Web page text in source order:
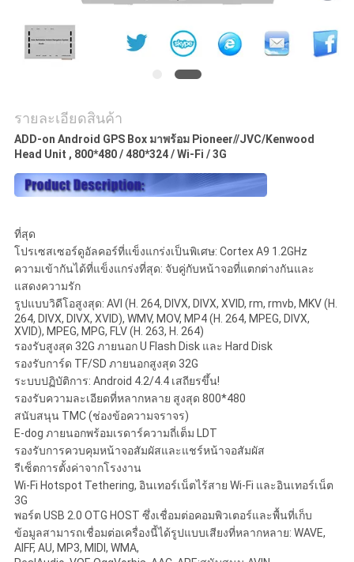
รายละเอียดสินค้า
ADD-on Android GPS Box มาพร้อม Pioneer//JVC/Kenwood
Head Unit , 800*480 / 480*324 / Wi-Fi / 3G
ที่สุด
โปรเซสเซอร์ดูอัลคอร์ที่แข็งแกร่งเป็นพิเศษ: Cortex A9 1.2GHz
ความเข้ากันได้ที่แข็งแกร่งที่สุด: จับคู่กับหน้าจอที่แตกต่างกันและ
แสดงความรัก
รูปแบบวิดีโอสูงสุด: AVI (H. 264, DIVX, DIVX, XVID, rm, rmvb, MKV (H.
264, DIVX, DIVX, XVID), WMV, MOV, MP4 (H. 264, MPEG, DIVX,
XVID), MPEG, MPG, FLV (H. 263, H. 264)
รองรับสูงสุด 32G ภายนอก U Flash Disk และ Hard Disk
รองรับการ์ด TF/SD ภายนอกสูงสุด 32G
ระบบปฏิบัติการ: Android 4.2/4.4 เสถียรขึ้น!
รองรับความละเอียดที่หลากหลาย สูงสุด 800*480
สนับสนุน TMC (ช่องข้อความจราจร)
E-dog ภายนอกพร้อมเรดาร์ความถี่เต็ม LDT
รองรับการควบคุมหน้าจอสัมผัสและแชร์หน้าจอสัมผัส
รีเซ็ตการตั้งค่าจากโรงงาน
Wi-Fi Hotspot Tethering, อินเทอร์เน็ตไร้สาย Wi-Fi และอินเทอร์เน็ต
3G
พอร์ต USB 2.0 OTG HOST ซึ่งเชื่อมต่อคอมพิวเตอร์และพื้นที่เก็บ
ข้อมูลสามารถเชื่อมต่อเครื่องนี้ได้รูปแบบเสียงที่หลากหลาย: WAVE,
AIFF, AU, MP3, MIDI, WMA,